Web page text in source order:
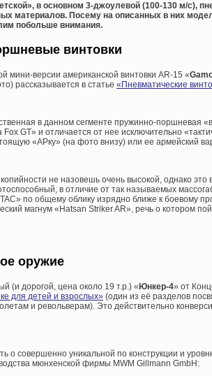
в основном 3-джоулевой (100-130 м/с),
материалов. Посему на описанных в них
побольше внимания.
винтовки
мини-версии американской винтовки AR-15 «
рассказывается в статье «Пневматические
в данном сегменте пружинно-поршневая
GT» и отличается от нее исключительно
«АРку» (на фото внизу) или ее армейский
не назовешь очень высокой, однако
в отличие от так называемых
по общему облику изрядно ближе к боевому
магнум «Hatsan Striker AR», речь о котором
оружие
(и дорогой, цена около 19 т.р.) « Юнкер-4» от
для детей и взрослых» (один из её разделов
и револьверам). Это действительно
о совершенно уникальной по конструкции и
мюнхенской фирмы MWM Gillmann GmbH: